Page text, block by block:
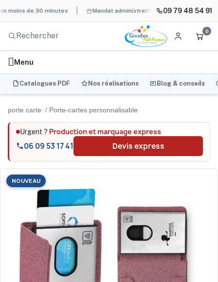
de 30 minutes Mandat administratif & Chorus Pro BAT
09 79 48 54 91
0
Menu
Catalogues PDF Nos réalisations Blog & conseils
porte carte Porte-cartes personnalisable
Urgent ? Production et marquage express
06 09 53 17 41 Devis express
NOUVEAU